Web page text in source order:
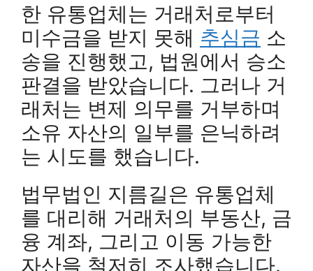
한 유통업체는 거래처로부터
미수금을 받지 못해 추심금 소
송을 진행했고, 법원에서 승소
판결을 받았습니다. 그러나 거
래처는 변제 의무를 거부하며
소유 자산의 일부를 은닉하려
는 시도를 했습니다.
법무법인 지름길은 유통업체
를 대리해 거래처의 부동산, 금
융 계좌, 그리고 이동 가능한
자산을 철저히 조사했습니다.